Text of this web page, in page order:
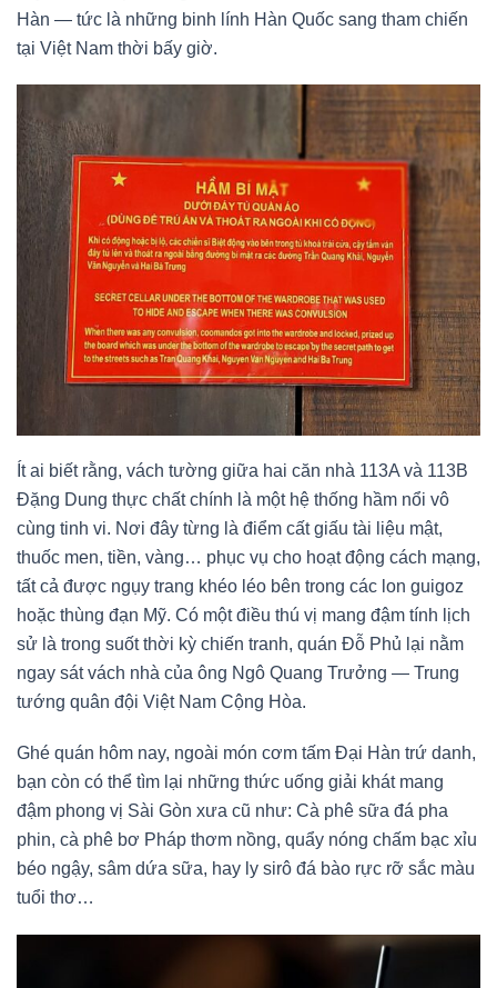
Hàn — tức là những binh lính Hàn Quốc sang tham chiến
tại Việt Nam thời bấy giờ.
Ít ai biết rằng, vách tường giữa hai căn nhà 113A và 113B
Đặng Dung thực chất chính là một hệ thống hầm nổi vô
cùng tinh vi. Nơi đây từng là điểm cất giấu tài liệu mật,
thuốc men, tiền, vàng… phục vụ cho hoạt động cách mạng,
tất cả được ngụy trang khéo léo bên trong các lon guigoz
hoặc thùng đạn Mỹ. Có một điều thú vị mang đậm tính lịch
sử là trong suốt thời kỳ chiến tranh, quán Đỗ Phủ lại nằm
ngay sát vách nhà của ông Ngô Quang Trưởng — Trung
tướng quân đội Việt Nam Cộng Hòa.
Ghé quán hôm nay, ngoài món cơm tấm Đại Hàn trứ danh,
bạn còn có thể tìm lại những thức uống giải khát mang
đậm phong vị Sài Gòn xưa cũ như: Cà phê sữa đá pha
phin, cà phê bơ Pháp thơm nồng, quẩy nóng chấm bạc xỉu
béo ngậy, sâm dứa sữa, hay ly sirô đá bào rực rỡ sắc màu
tuổi thơ…